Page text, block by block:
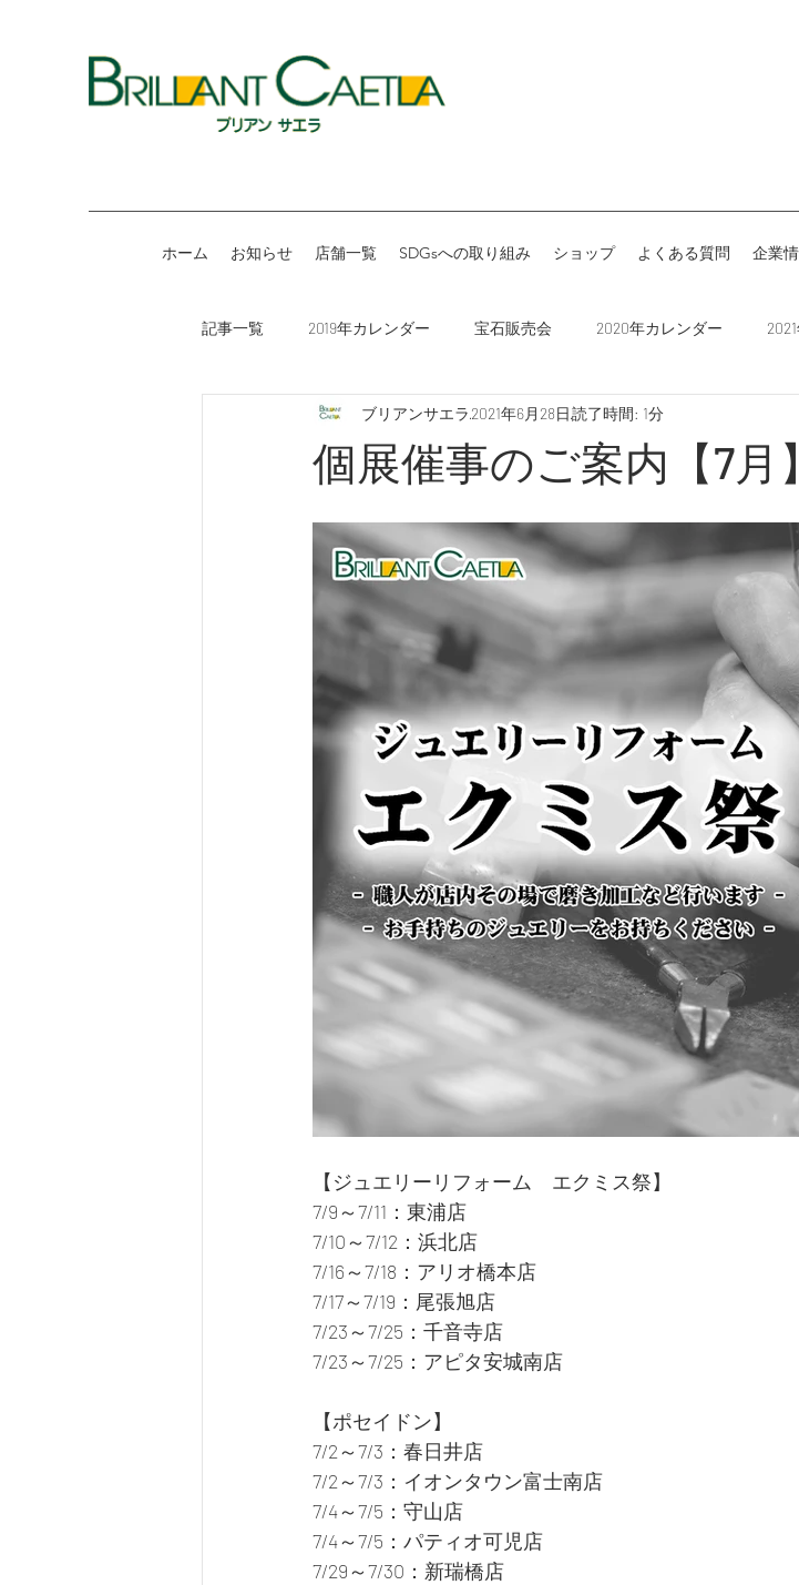
ホーム お知らせ 店舗一覧 SDGsへの取り組み ショップ よくある質問 企業
記事一覧 2019年カレンダー 宝石販売会 2020年カレンダー
2023年カレンダー メディア掲載 お知らせ 2024年カレンダー
個展催事のご案内【7月】
ブリアンサエラ 2021年6月28日読了時間: 1分
【ジュエリーリフォーム　エクミス祭】
7/9～7/11：東浦店
7/10～7/12：浜北店
7/16～7/18：アリオ橋本店
7/17～7/19：尾張旭店
7/23～7/25：千音寺店
7/23～7/25：アピタ安城南店
【ポセイドン】
7/2～7/3：春日井店
7/2～7/3：イオンタウン富士南店
7/4～7/5：守山店
7/4～7/5：パティオ可児店
7/29～7/30：新瑞橋店